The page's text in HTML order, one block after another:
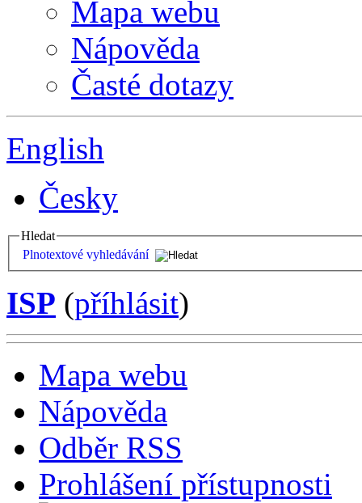
Mapa webu
Nápověda
Časté dotazy
English
Česky
Hledat
Plnotextové vyhledávání
ISP (příhlásit)
Mapa webu
Nápověda
Odběr RSS
Prohlášení přístupnosti